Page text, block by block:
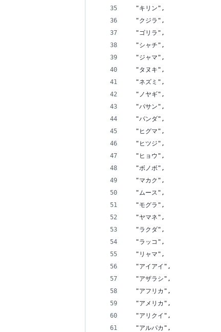
  "キリン",
  "クジラ",
  "ゴリラ",
  "シャチ",
  "ジャマ",
  "タヌキ",
  "ネズミ",
  "ノヤギ",
  "パサン",
  "パンダ",
  "ヒグマ",
  "ヒツジ",
  "ヒョウ",
  "ボノボ",
  "マカク",
  "ムース",
  "モグラ",
  "ヤマネ",
  "ラクダ",
  "ラッコ",
  "リャマ",
  "アイアイ",
  "アザラシ",
  "アフリカ",
  "アメリカ",
  "アリクイ",
  "アルパカ",